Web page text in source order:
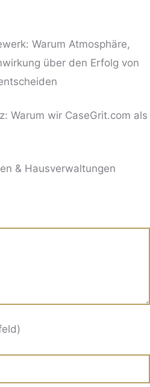
Warum Atmosphäre,
über den Erfolg von
Warum wir CaseGrit.com als
& Hausverwaltungen